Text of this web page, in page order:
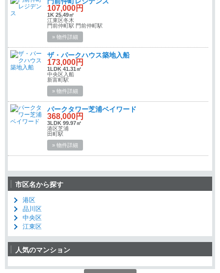
107,000円
1K 25.49㎡
江東区冬木
門前仲町駅 門前仲町駅
» 物件詳細
ザ・パークハウス築地入船
173,000円
1LDK 41.31㎡
中央区入船
新富町駅
» 物件詳細
パークタワー芝浦ベイワード
368,000円
3LDK 99.97㎡
港区芝浦
田町駅
» 物件詳細
市区名から探す
港区
品川区
中央区
江東区
人気のマンション